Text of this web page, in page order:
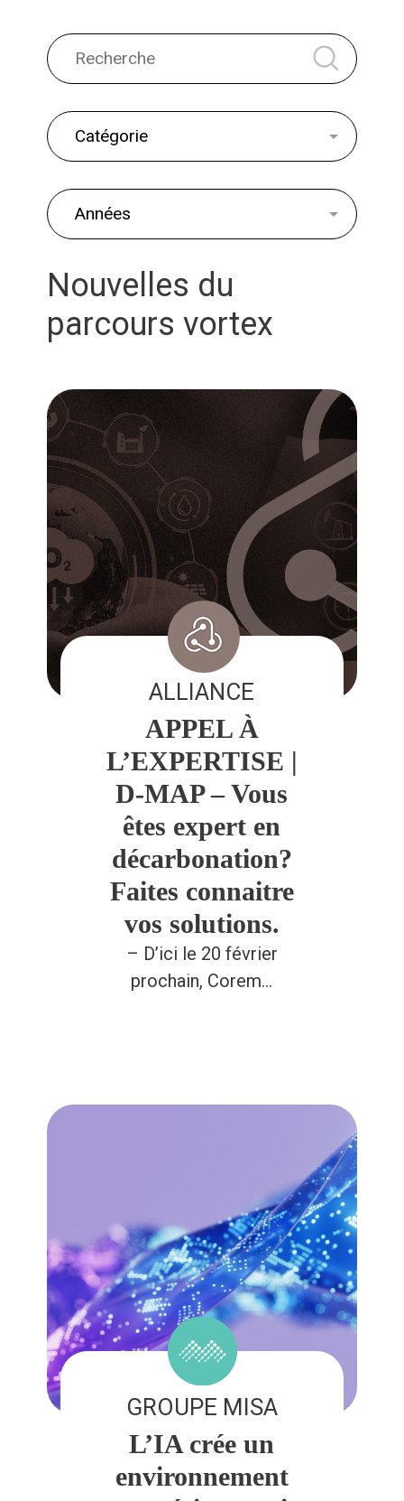
Nouvelles du
parcours vortex
ALLIANCE
APPEL À
L’EXPERTISE |
D-MAP – Vous
êtes expert en
décarbonation?
Faites connaitre
vos solutions.
– D’ici le 20 février
prochain, Corem…
GROUPE MISA
L’IA crée un
environnement